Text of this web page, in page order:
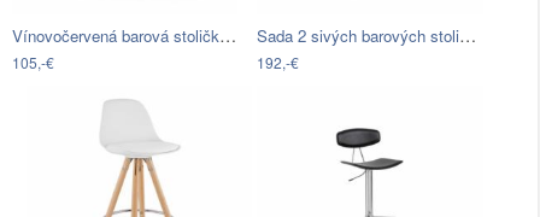
Vínovočervená barová stolička Marckeric…
105,-€
Sada 2 sivých barových stoličiek Actona…
192,-€